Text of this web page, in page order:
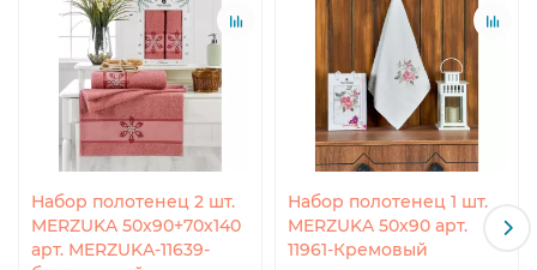
Набор полотенец 2 шт.
MERZUKA 50x90+70х140
арт. MERZUKA-11639-
Набор полотенец 1 шт.
MERZUKA 50x90 арт.
11961-Кремовый